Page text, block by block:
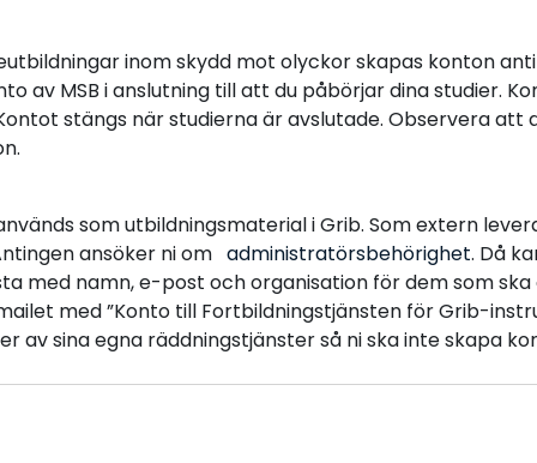
inom skydd mot olyckor skapas konton
av MSB i anslutning till att du påbörjar dina studier.
stängs när studierna är avslutade. Observera att
som utbildningsmaterial i Grib. Som extern
ansöker ni om administratörsbehörighet. Då
med namn, e-post och organisation för dem som
med ”Konto till Fortbildningstjänsten för Grib-
av sina egna räddningstjänster så ni ska inte skapa